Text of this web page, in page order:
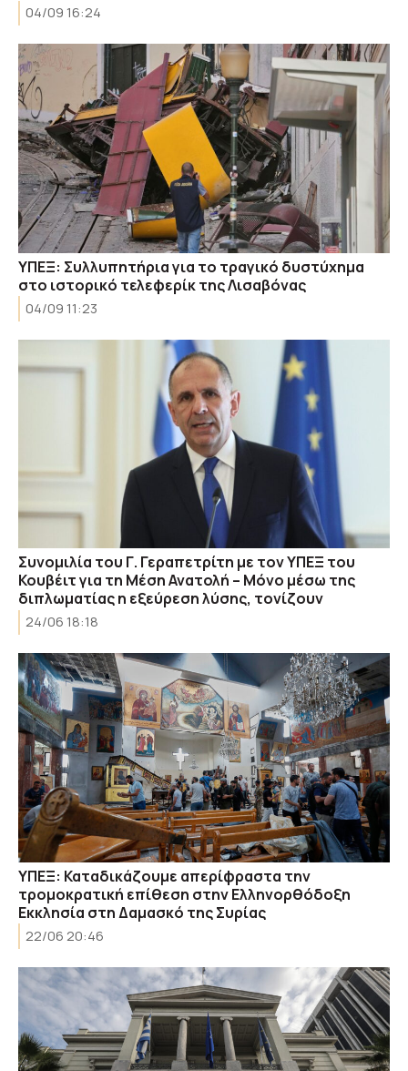
04/09 16:24
ΥΠΕΞ: Συλλυπητήρια για το τραγικό δυστύχημα
στο ιστορικό τελεφερίκ της Λισαβόνας
04/09 11:23
Συνομιλία του Γ. Γεραπετρίτη με τον ΥΠΕΞ του
Κουβέιτ για τη Μέση Ανατολή – Μόνο μέσω της
διπλωματίας η εξεύρεση λύσης, τονίζουν
24/06 18:18
ΥΠΕΞ: Καταδικάζουμε απερίφραστα την
τρομοκρατική επίθεση στην Ελληνορθόδοξη
Εκκλησία στη Δαμασκό της Συρίας
22/06 20:46